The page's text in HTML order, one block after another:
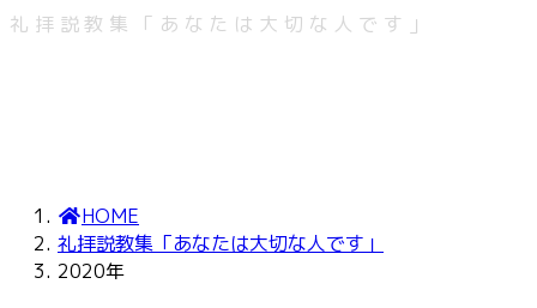
礼拝説教集「あなたは大切な人です」
HOME
礼拝説教集「あなたは大切な人です」
2020年